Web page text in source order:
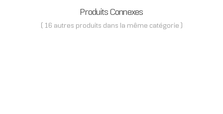
Produits Connexes
( 16 autres produits dans la même catégorie )